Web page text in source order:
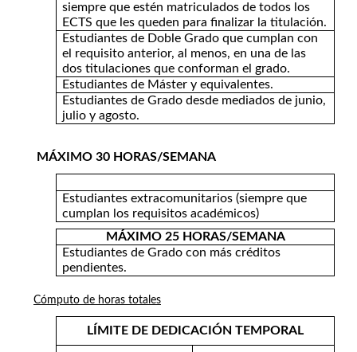
siempre que estén matriculados de todos los
ECTS que les queden para finalizar la titulación.
Estudiantes de Doble Grado que cumplan con
el requisito anterior, al menos, en una de las
dos titulaciones que conforman el grado.
Estudiantes de Máster y equivalentes.
Estudiantes de Grado desde mediados de junio,
julio y agosto.
MÁXIMO 30 HORAS/SEMANA
Estudiantes extracomunitarios (siempre que
cumplan los requisitos académicos)
MÁXIMO 25 HORAS/SEMANA
Estudiantes de Grado con más créditos
pendientes.
Cómputo de horas totales
LÍMITE DE DEDICACIÓN TEMPORAL